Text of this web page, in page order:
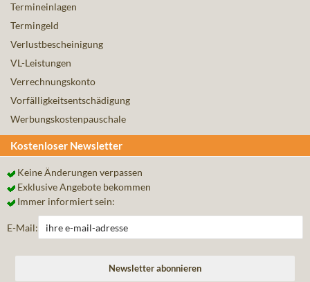
Termineinlagen
Termingeld
Verlustbescheinigung
VL-Leistungen
Verrechnungskonto
Vorfälligkeitsentschädigung
Werbungskostenpauschale
Kostenloser Newsletter
Keine Änderungen verpassen
Exklusive Angebote bekommen
Immer informiert sein:
E-Mail: